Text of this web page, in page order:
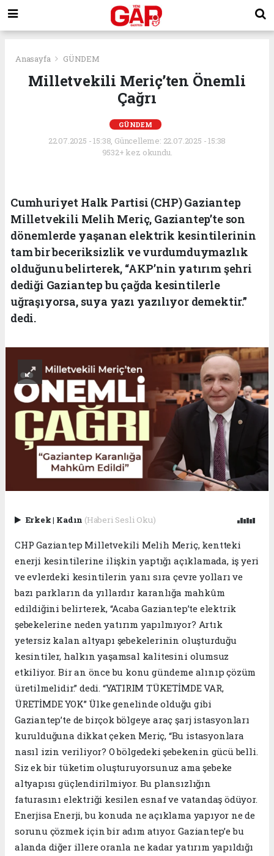
Anasayfa GÜNDEM
Milletvekili Meriç’ten Önemli
Çağrı
GÜNDEM
22.07.2025 - 15:38, Güncelleme: 22.07.2025 - 15:38
9532+ kez okundu.
Cumhuriyet Halk Partisi (CHP) Gaziantep
Milletvekili Melih Meriç, Gaziantep’te son
dönemlerde yaşanan elektrik kesintilerinin
tam bir beceriksizlik ve vurdumduymazlık
olduğunu belirterek, “AKP’nin yatırım şehri
dediği Gaziantep bu çağda kesintilerle
uğraşıyorsa, suya yazı yazılıyor demektir.”
dedi.
Erkek| Kadın (Haberi Sesli Oku)
CHP Gaziantep Milletvekili Melih Meriç, kentteki
enerji kesintilerine ilişkin yaptığı açıklamada, iş yeri
ve evlerdeki kesintilerin yanı sıra çevre yolları ve
bazı parkların da yıllardır karanlığa mahkûm
edildiğini belirterek, “Acaba Gaziantep’te elektrik
şebekelerine neden yatırım yapılmıyor? Artık
yetersiz kalan altyapı şebekelerinin oluşturduğu
kesintiler, halkın yaşamsal kalitesini olumsuz
etkiliyor. Bir an önce bu konu gündeme alınıp çözüm
üretilmelidir.” dedi. “YATIRIM TÜKETİMDE VAR,
ÜRETİMDE YOK” Ülke genelinde olduğu gibi
Gaziantep’te de birçok bölgeye araç şarj istasyonları
kurulduğuna dikkat çeken Meriç, “Bu istasyonlara
nasıl izin veriliyor? O bölgedeki şebekenin gücü belli.
Siz ek bir tüketim oluşturuyorsunuz ama şebeke
altyapısı güçlendirilmiyor. Bu plansızlığın
faturasını elektriği kesilen esnaf ve vatandaş ödüyor.
Enerjisa Enerji, bu konuda ne açıklama yapıyor ne de
sorunu çözmek için bir adım atıyor. Gaziantep’e bu
alanda diğer illere oranla ne kadar yatırım yapıldığı